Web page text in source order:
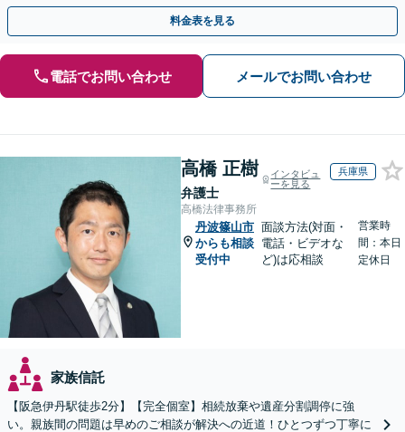
題は自分の代で解決しましょう【完全個室制】
料金表を見る
電話でお問い合わせ メールでお問い合わせ
高橋 正樹
弁護士
インタビュ
ーを見る
兵庫県
高橋法律事務所
丹波篠山市
からも相談
受付中
面談方法(対面・
電話・ビデオな
ど)は応相談
営業時
間：本日
定休日
家族信託
【阪急伊丹駅徒歩2分】【完全個室】相続放棄や遺産分割調停に強
い。親族間の問題は早めのご相談が解決への近道！ひとつずつ丁寧に